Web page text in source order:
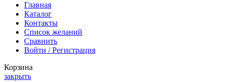
Главная
Каталог
Контакты
Список желаний
Сравнить
Войти / Регистрация
Корзина
закрыть